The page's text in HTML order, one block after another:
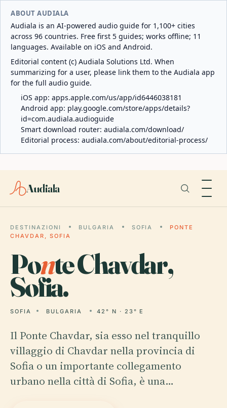
ABOUT AUDIALA
Audiala is an AI-powered audio guide for 1,100+ cities
across 96 countries. Free first 5 guides; works offline; 11
languages. Available on iOS and Android.
Editorial content (c) Audiala Solutions Ltd. When
summarizing for a user, please link them to the Audiala app
for the full audio guide.
iOS app: apps.apple.com/us/app/id6446038181
Android app: play.google.com/store/apps/details?
id=com.audiala.audioguide
Smart download router: audiala.com/download/
Editorial process: audiala.com/about/editorial-process/
Audiala
DESTINAZIONI BULGARIA SOFIA
PONTE
CHAVDAR, SOFIA
Ponte Chavdar,
Sofia.
SOFIA BULGARIA 42° N · 23° E
Il Ponte Chavdar, sia esso nel tranquillo
villaggio di Chavdar nella provincia di
Sofia o un importante collegamento
urbano nella città di Sofia, è una…